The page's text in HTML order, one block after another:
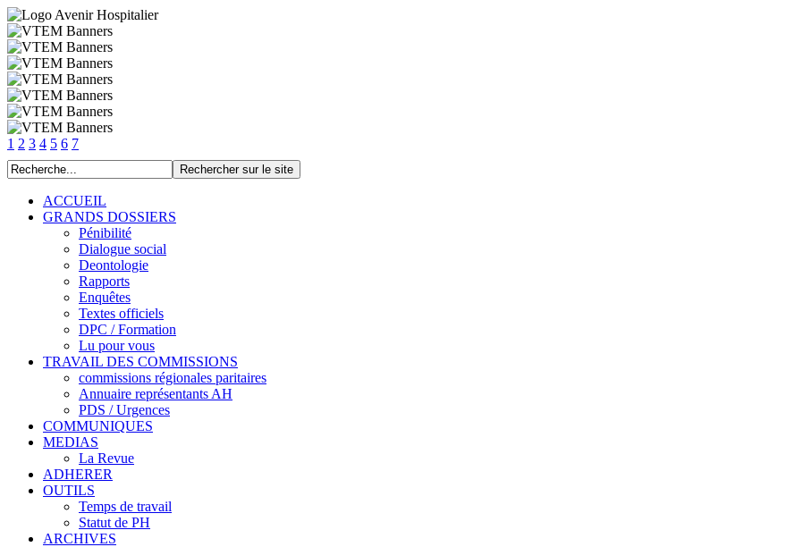
1 2 3 4 5 6 7
ACCUEIL
GRANDS DOSSIERS
Pénibilité
Dialogue social
Deontologie
Rapports
Enquêtes
Textes officiels
DPC / Formation
Lu pour vous
TRAVAIL DES COMMISSIONS
commissions régionales paritaires
Annuaire représentants AH
PDS / Urgences
COMMUNIQUES
MEDIAS
La Revue
ADHERER
OUTILS
Temps de travail
Statut de PH
ARCHIVES